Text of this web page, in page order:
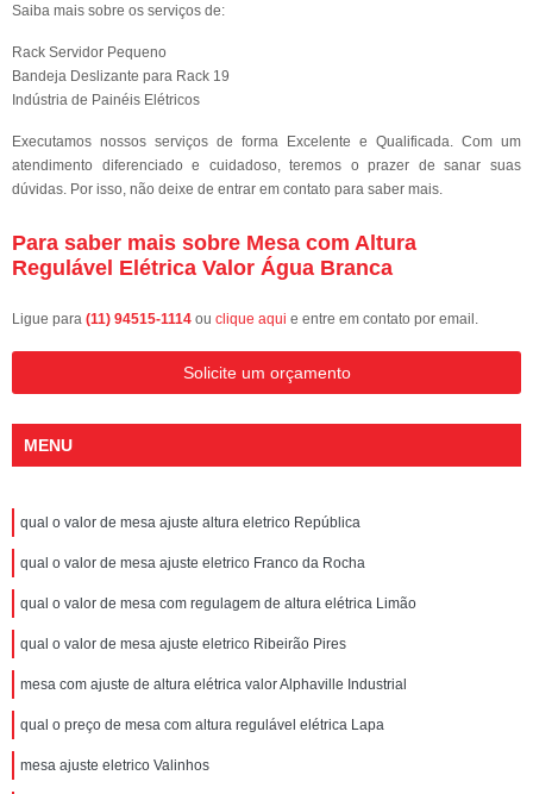
Saiba mais sobre os serviços de:
Rack Servidor Pequeno
Bandeja Deslizante para Rack 19
Indústria de Painéis Elétricos
Executamos nossos serviços de forma Excelente e Qualificada. Com um
atendimento diferenciado e cuidadoso, teremos o prazer de sanar suas
dúvidas. Por isso, não deixe de entrar em contato para saber mais.
Para saber mais sobre Mesa com Altura
Regulável Elétrica Valor Água Branca
Ligue para (11) 94515-1114 ou clique aqui e entre em contato por email.
Solicite um orçamento
MENU
qual o valor de mesa ajuste altura eletrico República
qual o valor de mesa ajuste eletrico Franco da Rocha
qual o valor de mesa com regulagem de altura elétrica Limão
qual o valor de mesa ajuste eletrico Ribeirão Pires
mesa com ajuste de altura elétrica valor Alphaville Industrial
qual o preço de mesa com altura regulável elétrica Lapa
mesa ajuste eletrico Valinhos